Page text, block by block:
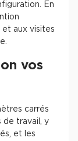
En
et aux visites
vos
carrés
de travail, y
et les